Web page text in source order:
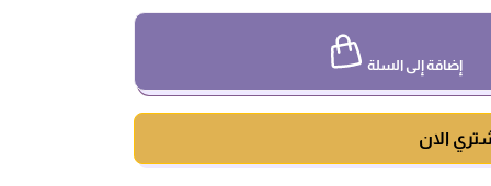
إضافة إلى السلة
الان